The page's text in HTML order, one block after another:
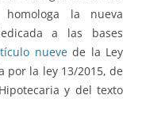
la nueva
a las bases
nuevede la Ley
por la ley 13/2015, de
y del texto